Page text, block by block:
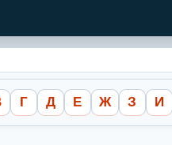
Г Д Е Ж З И